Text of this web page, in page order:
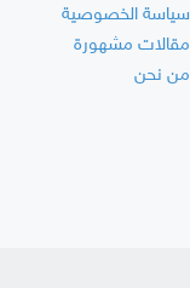
سياسة الخصوصية
مقالات مشهورة
من نحن